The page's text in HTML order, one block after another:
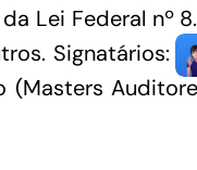
Lei Federal nº
Signatários:
(Masters